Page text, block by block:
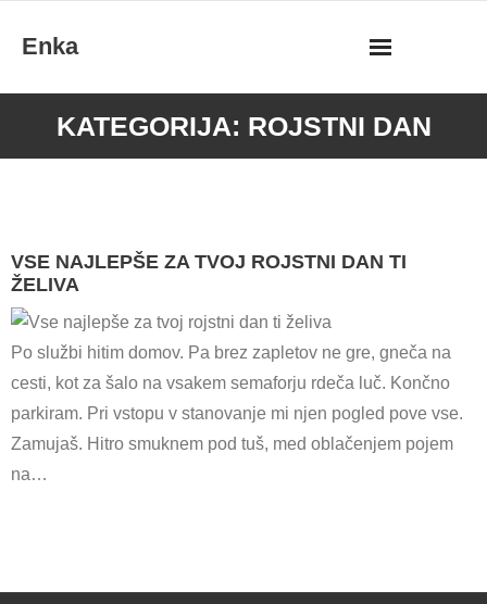
Enka
KATEGORIJA: ROJSTNI DAN
VSE NAJLEPŠE ZA TVOJ ROJSTNI DAN TI
ŽELIVA
Po službi hitim domov. Pa brez zapletov ne gre, gneča na
cesti, kot za šalo na vsakem semaforju rdeča luč. Končno
parkiram. Pri vstopu v stanovanje mi njen pogled pove vse.
Zamujaš. Hitro smuknem pod tuš, med oblačenjem pojem
na…